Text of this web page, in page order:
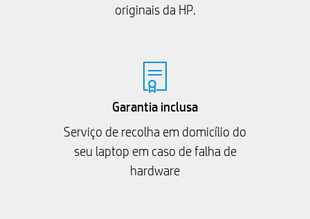
originais da HP.
Garantia inclusa
Serviço de recolha em domicílio do
seu laptop em caso de falha de
hardware